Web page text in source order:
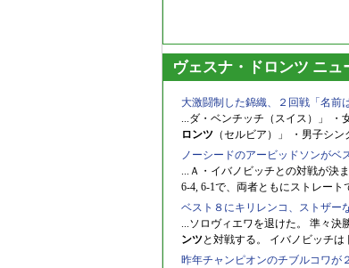
ヴェスナ・ドロンツ ニュ
大激闘制した錦織、２回戦「名前
...ダ・ベンチッチ（スイス）」
ロンツ （セルビア）」 ・男子シ
ノーシードのアービッドソンが
...Ａ・イバノビッチとの対戦が決
6-4, 6-1で、両者ともにストレー
ベスト８にキリレンコ、ストザ
...ソロヴィエワを退けた。 準々決
ンツと対戦する。 イバノビッチは
昨年チャンピオンのチブルコワ